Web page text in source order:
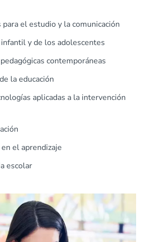
para el estudio y la comunicación
y de los adolescentes
contemporáneas
la educación
aplicadas a la intervención
el aprendizaje
escolar